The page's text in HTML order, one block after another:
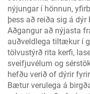
nýjungar í hönnun,
þess að reiða sig á
Aðgangur að nýjasta
auðveldlega tiltækur í
tölvustýrð rita kerfi,
sveifjuvélum og
hefðu verið of dýrir
Bætur verulega á